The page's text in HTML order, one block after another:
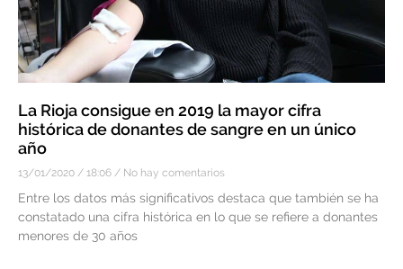
La Rioja consigue en 2019 la mayor cifra
histórica de donantes de sangre en un único
año
13/01/2020 18:06 No hay comentarios
Entre los datos más significativos destaca que también se ha
constatado una cifra histórica en lo que se refiere a donantes
menores de 30 años